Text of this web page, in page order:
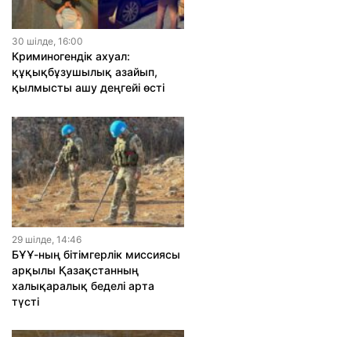
30 шiлде, 16:00
Криминогендік ахуал:
құқықбұзушылық азайып,
қылмысты ашу деңгейі өсті
29 шiлде, 14:46
БҰҰ-ның бітімгерлік миссиясы
арқылы Қазақстанның
халықаралық беделі арта
түсті